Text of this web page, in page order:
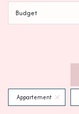
Budget
Appartement